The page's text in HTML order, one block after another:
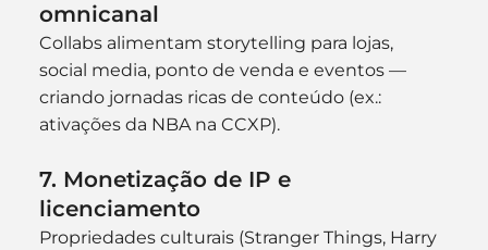
omnicanal
Collabs alimentam storytelling para lojas,
social media, ponto de venda e eventos —
criando jornadas ricas de conteúdo (ex.:
ativações da NBA na CCXP).
7. Monetização de IP e
licenciamento
Propriedades culturais (Stranger Things, Harry